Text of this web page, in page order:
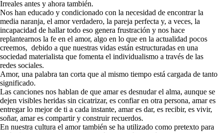
Irreales antes y ahora también.
Nos han educado y condicionado con la necesidad de encontrar la
media naranja, el amor verdadero, la pareja perfecta y, a veces, la
incapacidad de hallar todo eso genera frustración y nos hace
replantearnos la fe en el amor, algo en lo que en la actualidad pocos
creemos, debido a que nuestras vidas están estructuradas en una
sociedad materialista que fomenta el individualismo a través de las
redes sociales.
Amor, una palabra tan corta que al mismo tiempo está cargada de tanto
significado.
Las canciones nos hablan de que amar es desnudar el alma, aunque se
dejen visibles heridas sin cicatrizar, es confiar en otra persona, amar es
entregar lo mejor de ti a cada instante, amar es dar, es recibir, es vivir,
soñar, amar es compartir y construir recuerdos.
En nuestra cultura el amor también se ha utilizado como pretexto para